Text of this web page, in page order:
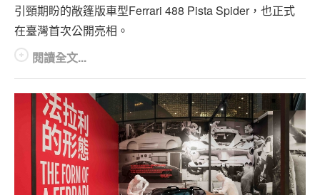
引頸期盼的敞篷版車型Ferrari 488 Pista Spider，也正式
在臺灣首次公開亮相。
閱讀全文...